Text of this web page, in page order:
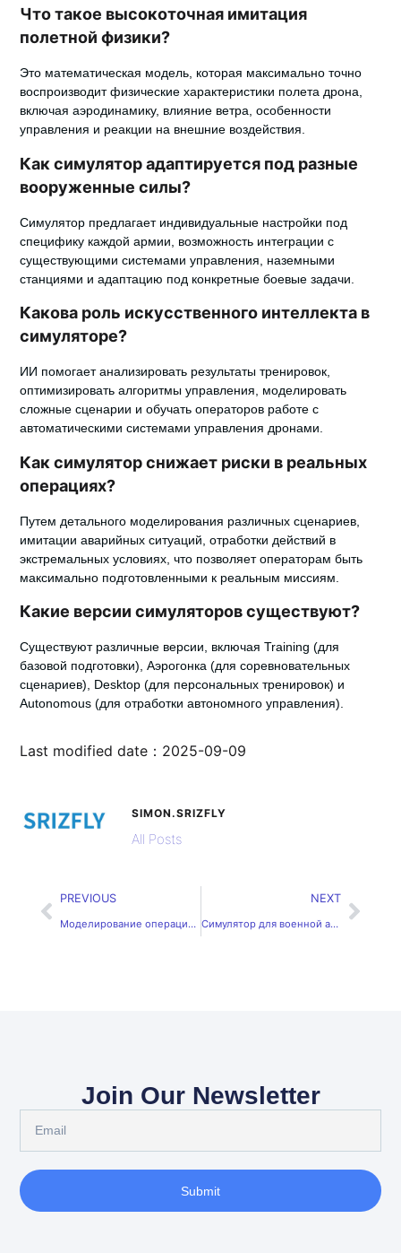
Что такое высокоточная имитация
полетной физики?
Это математическая модель, которая максимально точно
воспроизводит физические характеристики полета дрона,
включая аэродинамику, влияние ветра, особенности
управления и реакции на внешние воздействия.
Как симулятор адаптируется под разные
вооруженные силы?
Симулятор предлагает индивидуальные настройки под
специфику каждой армии, возможность интеграции с
существующими системами управления, наземными
станциями и адаптацию под конкретные боевые задачи.
Какова роль искусственного интеллекта в
симуляторе?
ИИ помогает анализировать результаты тренировок,
оптимизировать алгоритмы управления, моделировать
сложные сценарии и обучать операторов работе с
автоматическими системами управления дронами.
Как симулятор снижает риски в реальных
операциях?
Путем детального моделирования различных сценариев,
имитации аварийных ситуаций, отработки действий в
экстремальных условиях, что позволяет операторам быть
максимально подготовленными к реальным миссиям.
Какие версии симуляторов существуют?
Существуют различные версии, включая Training (для
базовой подготовки), Аэрогонка (для соревновательных
сценариев), Desktop (для персональных тренировок) и
Autonomous (для отработки автономного управления).
Last modified date：2025-09-09
SIMON.SRIZFLY
All Posts
PREVIOUS
Моделирование операций с дронами в реальном времени
NEXT
Симулятор для военной авиации с дронами в России
Join Our Newsletter
Submit